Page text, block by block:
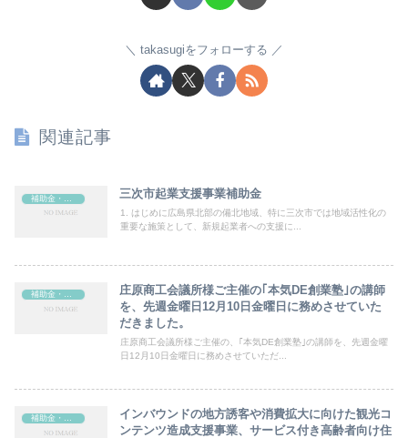
takasugiをフォローする
関連記事
三次市起業支援事業補助金
1. はじめに広島県北部の備北地域、特に三次市では地域活性化の
重要な施策として、新規起業者への支援に...
補助金・助成金
庄原商工会議所様ご主催の｢本気DE創業塾｣の講師
を、先週金曜日12月10日金曜日に務めさせていた
だきました。
庄原商工会議所様ご主催の、｢本気DE創業塾｣の講師を、先週金曜
日12月10日金曜日に務めさせていただ...
補助金・助成金
インバウンドの地方誘客や消費拡大に向けた観光コ
ンテンツ造成支援事業、サービス付き高齢者向け住